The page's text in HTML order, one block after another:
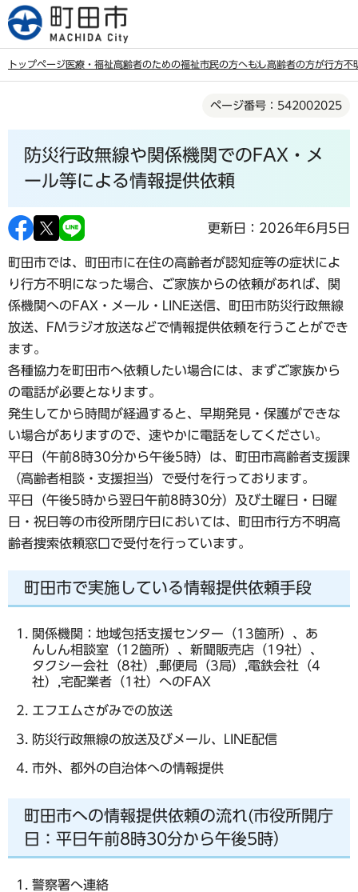
こ
の
トップページ医療・福祉高齢者のための福祉市民の方へもし高齢者の方が行方不
ページ番号：542002025
防災行政無線や関係機関でのFAX・メ
ール等による情報提供依頼
更新日：2026年6月5日
町田市では、町田市に在住の高齢者が認知症等の症状によ
り行方不明になった場合、ご家族からの依頼があれば、関
係機関へのFAX・メール・LINE送信、町田市防災行政無線
放送、FMラジオ放送などで情報提供依頼を行うことができ
ます。
各種協力を町田市へ依頼したい場合には、まずご家族から
の電話が必要となります。
発生してから時間が経過すると、早期発見・保護ができな
い場合がありますので、速やかに電話をしてください。
平日（午前8時30分から午後5時）は、町田市高齢者支援課
（高齢者相談・支援担当）で受付を行っております。
平日（午後5時から翌日午前8時30分）及び土曜日・日曜
日・祝日等の市役所閉庁日においては、町田市行方不明高
齢者捜索依頼窓口で受付を行っています。
町田市で実施している情報提供依頼手段
関係機関：地域包括支援センター（13箇所）、あ
んしん相談室（12箇所）、新聞販売店（19社）、
タクシー会社（8社）,郵便局（3局）,電鉄会社（4
社）,宅配業者（1社）へのFAX
エフエムさがみでの放送
防災行政無線の放送及びメール、LINE配信
市外、都外の自治体への情報提供
町田市への情報提供依頼の流れ(市役所開庁
日：平日午前8時30分から午後5時）
警察署へ連絡